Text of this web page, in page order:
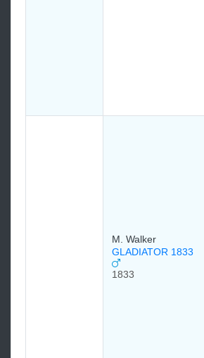
M. Walker
GLADIATOR 1833
1833